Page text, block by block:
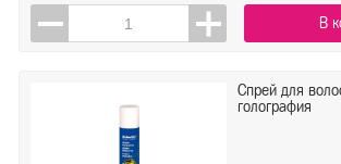
В
Спрей для
голография